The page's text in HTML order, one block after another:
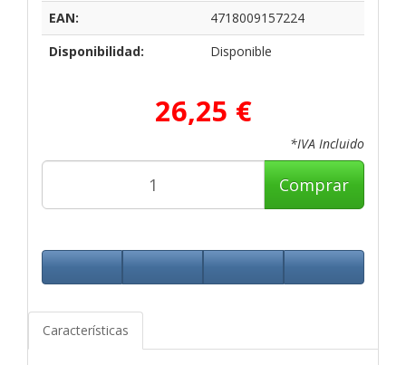
EAN:
4718009157224
Disponibilidad:
Disponible
26,25 €
*IVA Incluido
Comprar
Características